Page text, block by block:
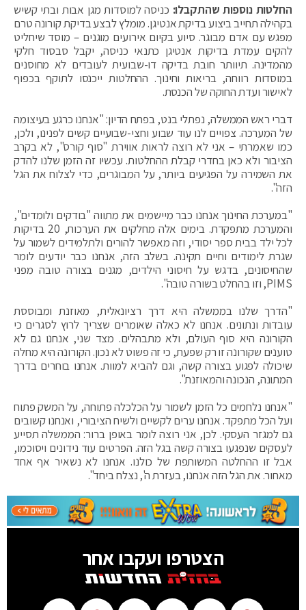
החלטות נוספות שהתקבלו: כניסה למוסדות מגן אבות ובתי קשיש
בקהילה תחייב ביצוע בדיקת אנטיגן. מומלץ לבצע בדיקת קורונה טרם
מפגש עם אדם מבוגר. סיוע בקיום אירועים מוגנים – מוסד שיחליט
להקים עמדת בדיקות אנטיגן כתנאי כניסה, יקבל סבסוד חלקי
מהמדינה. תיוותר חובת בדיקה דו-שבועית לעובדים לא מחוסנים
במוסדות רווחה, בריאות וחינוך. ההחלטות ייכנסו לתוקף בכפוף
לאישור ועדת החוקה של הכנסת.
דברי ראש הממשלה, נפתלי בנט, בפתח הדיון: "אנחנו כרגע בעיצומה
של המערכה. צפויים לנו עוד שבוע וחצי-שבועיים קשים לפנינו, ולכן,
כמו שאמרתי – אני לא רוצה לראות אווירת "סוף קורס", לא בקרב
הציבור ולא כאן בחדרי קבלת ההחלטות. עכשיו זה הזמן שלנו להדק
את השמירה על הפגיעים ביותר, על המבוגרים, כדי לצלוח את הגל
הזה".
"במערכת החינוך אנחנו כבר מיישמים את מתווה "בודקים ולומדים",
והמערכת מתפקדת. בימים אלה מחלקים את הערכות, 20 בדיקות
לכל ילד בבית ספר יסודי, וזה מאפשר להורים ולתלמידים לשמור על
שגרת לימודים וחיים תקינה. בשלב הזה, אנחנו כבר יודעים לומר
שהחיסונים, בדגש על חיסוני הילדים, מגנים בצורה טובה מפני
PIMS, וזו בהחלט בשורה טובה".
"הדרך שלנו בממשלה היא דרך רציונאלית, מאוזנת ומבוססת
עובדות ונתונים. אנחנו לא כאלה שאומרים שצריך לרוץ לסגרים כי
הקורונה היא סוף העולם, ולא מתבהלים. מצד שני, אנחנו גם לא
טוענים שקורונה זו רק שפעת, כי זה פשוט לא נכון. הקורונה היא מחלה
שיכולה לפגוע בצורה קשה, וגם להביא למוות. אנחנו בוחרים בדרך
המתונה, הנכונה והמאוזנת".
"אנחנו נלחמים כל הזמן לשמור על הכלכלה פתוחה, על המשק פתוח
ועל הכל מתפקד. אנחנו ערים לקשיים ולשיח הציבורי, ואנחנו קשובים
גם למגזר העסקי. לכן, אני רוצה לומר באופן ברור: הממשלה תסייע
לעסקים שנפגעו בצורה קשה בגל הזה. הפרטים עוד נידונים ויסוכמו,
אבל זו ההחלטה המשותפת של כולנו. אנחנו לא נשאיר אף אחד
מאחור. את הגל הזה אנחנו, בעזרת ה', נצלח ביחד".
הצטרפו ועקבו אחר